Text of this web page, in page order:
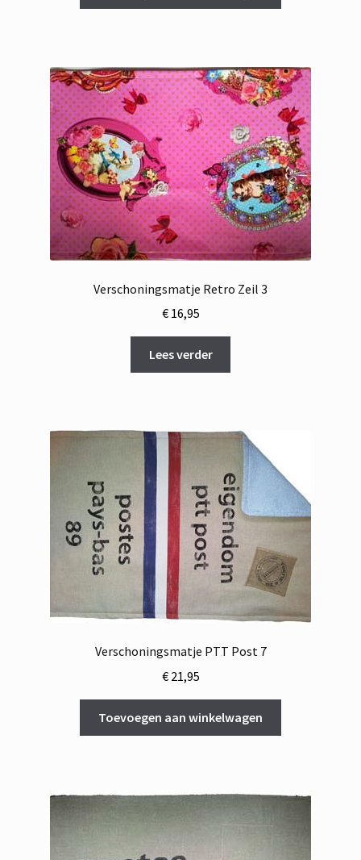
Verschoningsmatje Retro Zeil 3
€16,95
Lees verder
Verschoningsmatje PTT Post 7
€21,95
Toevoegen aan winkelwagen